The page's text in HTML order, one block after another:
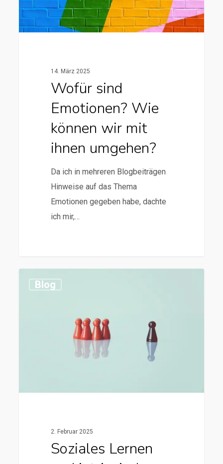
14. März 2025
Wofür sind
Emotionen? Wie
können wir mit
ihnen umgehen?
Da ich in mehreren Blogbeiträgen
Hinweise auf das Thema
Emotionen gegeben habe, dachte
ich mir,…
Blog
2. Februar 2025
Soziales Lernen